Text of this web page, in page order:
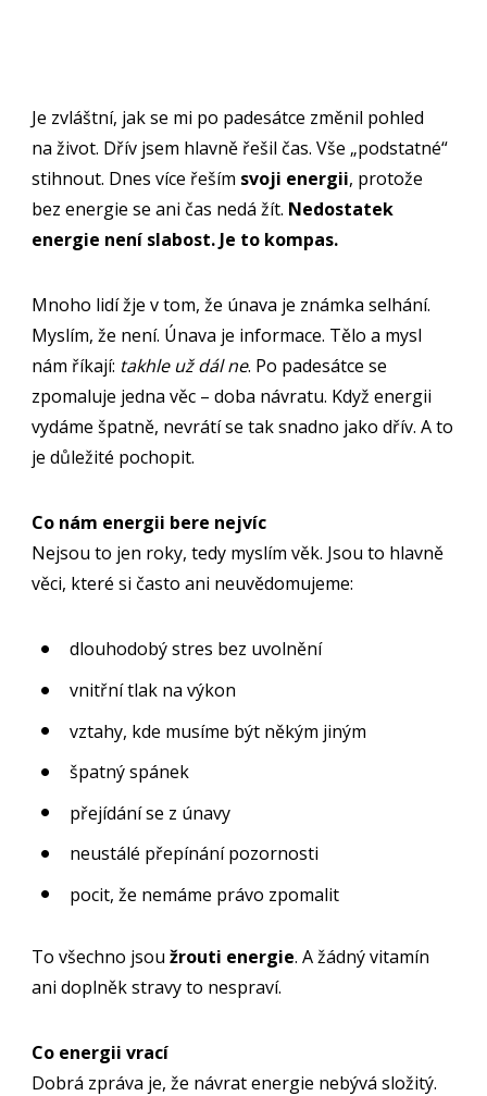
Je zvláštní, jak se mi po padesátce změnil pohled
na život. Dřív jsem hlavně řešil čas. Vše „podstatné“
stihnout. Dnes více řeším svoji energii, protože
bez energie se ani čas nedá žít. Nedostatek
energie není slabost. Je to kompas.
Mnoho lidí žje v tom, že únava je známka selhání.
Myslím, že není. Únava je informace. Tělo a mysl
nám říkají: takhle už dál ne. Po padesátce se
zpomaluje jedna věc – doba návratu. Když energii
vydáme špatně, nevrátí se tak snadno jako dřív. A to
je důležité pochopit.
Co nám energii bere nejvíc
Nejsou to jen roky, tedy myslím věk. Jsou to hlavně
věci, které si často ani neuvědomujeme:
dlouhodobý stres bez uvolnění
vnitřní tlak na výkon
vztahy, kde musíme být někým jiným
špatný spánek
přejídání se z únavy
neustálé přepínání pozornosti
pocit, že nemáme právo zpomalit
To všechno jsoužrouti energie. A žádný vitamín
ani doplněk stravy to nespraví.
Co energii vrací
Dobrá zpráva je, že návrat energie nebývá složitý.